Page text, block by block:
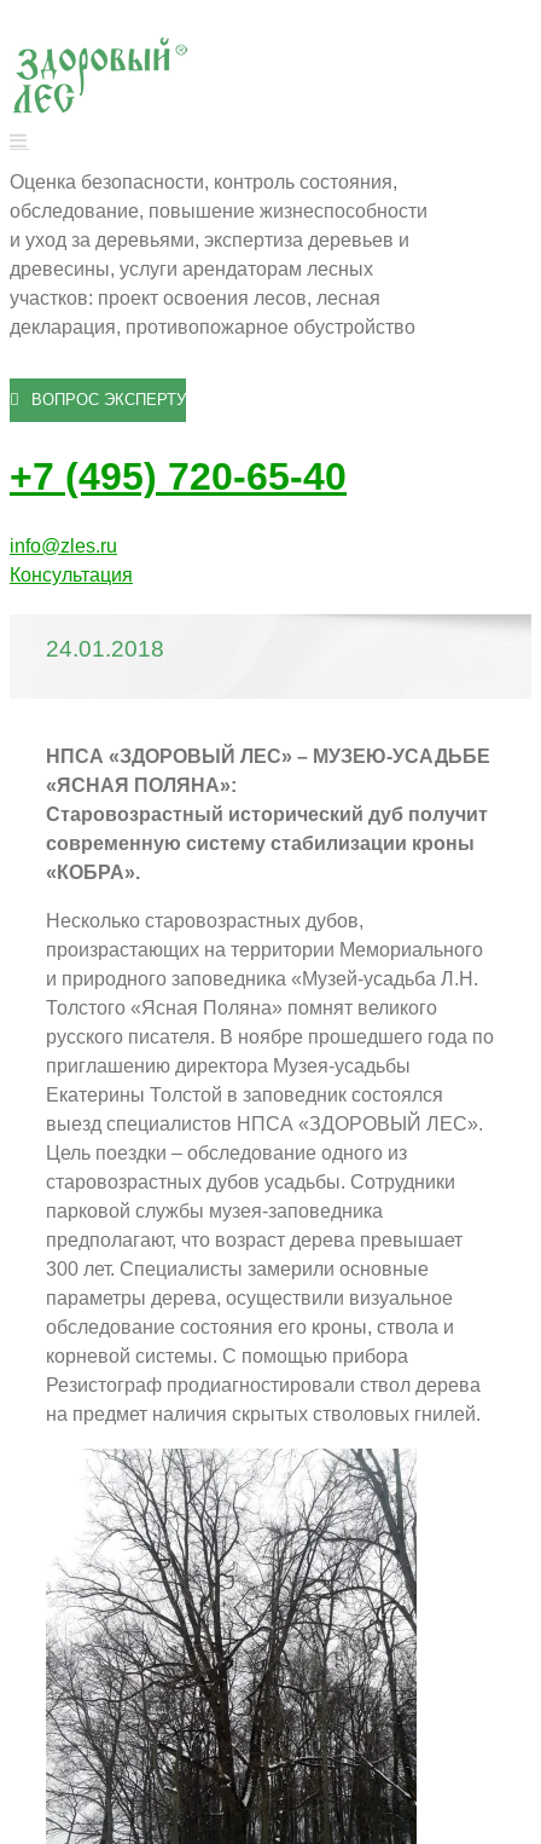
Оценка безопасности, контроль состояния,
обследование, повышение жизнеспособности
и уход за деревьями, экспертиза деревьев и
древесины, услуги арендаторам лесных
участков: проект освоения лесов, лесная
декларация, противопожарное обустройство
ВОПРОС ЭКСПЕРТУ
+7 (495) 720-65-40
info@zles.ru
Консультация
24.01.2018
НПСА «ЗДОРОВЫЙ ЛЕС» – МУЗЕЮ-УСАДЬБЕ
«ЯСНАЯ ПОЛЯНА»:
Старовозрастный исторический дуб получит
современную систему стабилизации кроны
«КОБРА».
Несколько старовозрастных дубов,
произрастающих на территории Мемориального
и природного заповедника «Музей-усадьба Л.Н.
Толстого «Ясная Поляна» помнят великого
русского писателя. В ноябре прошедшего года по
приглашению директора Музея-усадьбы
Екатерины Толстой в заповедник состоялся
выезд специалистов НПСА «ЗДОРОВЫЙ ЛЕС».
Цель поездки – обследование одного из
старовозрастных дубов усадьбы. Сотрудники
парковой службы музея-заповедника
предполагают, что возраст дерева превышает
300 лет. Специалисты замерили основные
параметры дерева, осуществили визуальное
обследование состояния его кроны, ствола и
корневой системы. С помощью прибора
Резистограф продиагностировали ствол дерева
на предмет наличия скрытых стволовых гнилей.